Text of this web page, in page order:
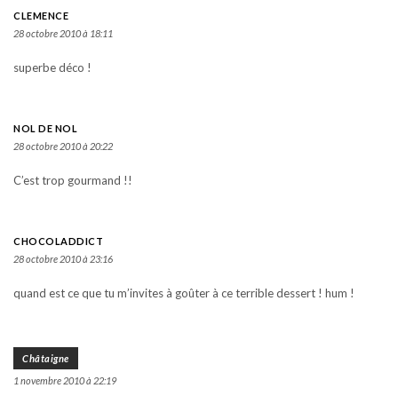
CLEMENCE
28 octobre 2010 à 18:11
superbe déco !
NOL DE NOL
28 octobre 2010 à 20:22
C’est trop gourmand !!
CHOCOLADDICT
28 octobre 2010 à 23:16
quand est ce que tu m’invites à goûter à ce terrible dessert ! hum !
Châtaigne
1 novembre 2010 à 22:19